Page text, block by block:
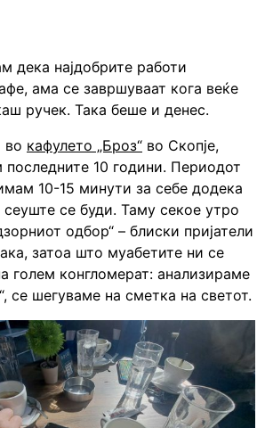
дека најдобрите работи
ама се завршуваат кога веќе
ручек. Така беше и денес.
во кафулето „Броз“ во Скопје,
последните 10 години. Периодот
10-15 минути за себе додека
сеуште се буди. Таму секое утро
одбор“ – блиски пријатели
затоа што муабетите ни се
голем конгломерат: анализираме
се шегуваме на сметка на светот.